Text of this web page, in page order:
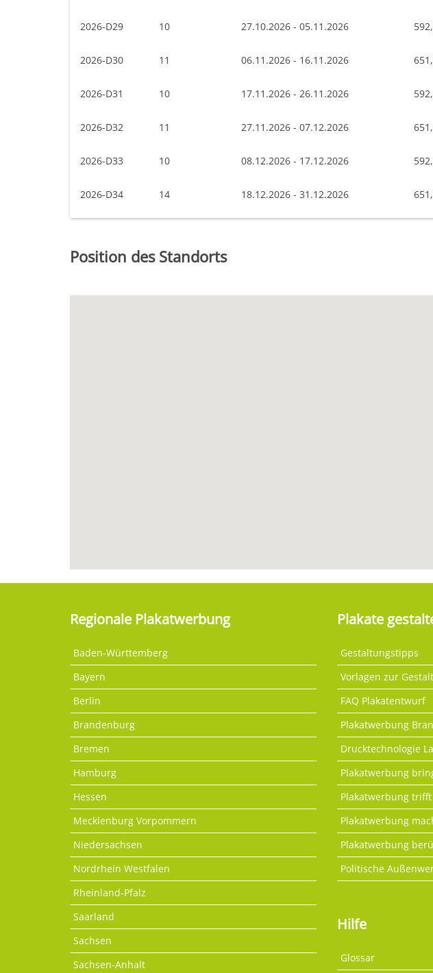
2026-D29 10 27.10.2026 - 05.11.2026
2026-D30 11 06.11.2026 - 16.11.2026
2026-D31 10 17.11.2026 - 26.11.2026
2026-D32 11 27.11.2026 - 07.12.2026
2026-D33 10 08.12.2026 - 17.12.2026
2026-D34 14 18.12.2026 - 31.12.2026
Position des Standorts
Regionale Plakatwerbung
Baden-Württemberg
Bayern
Berlin
Brandenburg
Bremen
Hamburg
Hessen
Mecklenburg Vorpommern
Niedersachsen
Nordrhein Westfalen
Rheinland-Pfalz
Saarland
Sachsen
Sachsen-Anhalt
Plakate
Gestaltungstipps
Vorlagen zur
FAQ Plakatentwurf
Plakatwerbung
Drucktechnologie
Plakatwerbung
Plakatwerbung
Plakatwerbung
Plakatwerbung
Politische
Hilfe
Glossar